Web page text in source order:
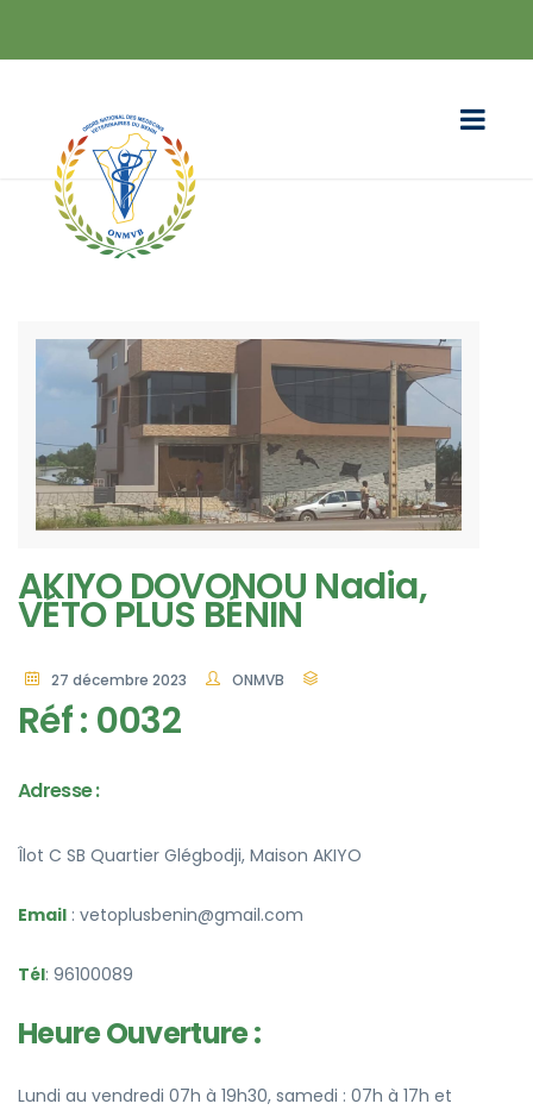
AKIYO DOVONOU Nadia,
VÉTO PLUS BÉNIN
27 décembre 2023 ONMVB
Réf : 0032
Adresse :
Îlot C SB Quartier Glégbodji, Maison AKIYO
Email : vetoplusbenin@gmail.com
Tél: 96100089
Heure Ouverture :
Lundi au vendredi 07h à 19h30, samedi : 07h à 17h et